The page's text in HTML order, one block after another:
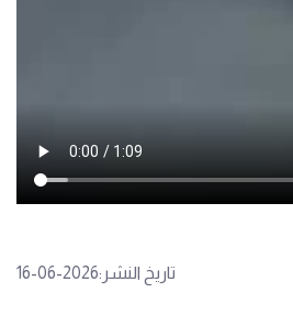
تاريخ النشر:2026-06-16